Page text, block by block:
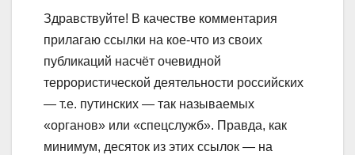
Здравствуйте! В качестве комментария
прилагаю ссылки на кое-что из своих
публикаций насчёт очевидной
террористической деятельности российских
— т.е. путинских — так называемых
«органов» или «спецслужб». Правда, как
минимум, десяток из этих ссылок — на